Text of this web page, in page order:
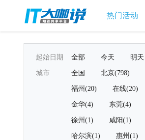
热门活动
起始日期 全部 今天 明天
城市 全国 北京(798)
福州(20) 在线(20)
金华(4) 东莞(4)
徐州(1) 咸阳(1)
哈尔滨(1) 惠州(1)